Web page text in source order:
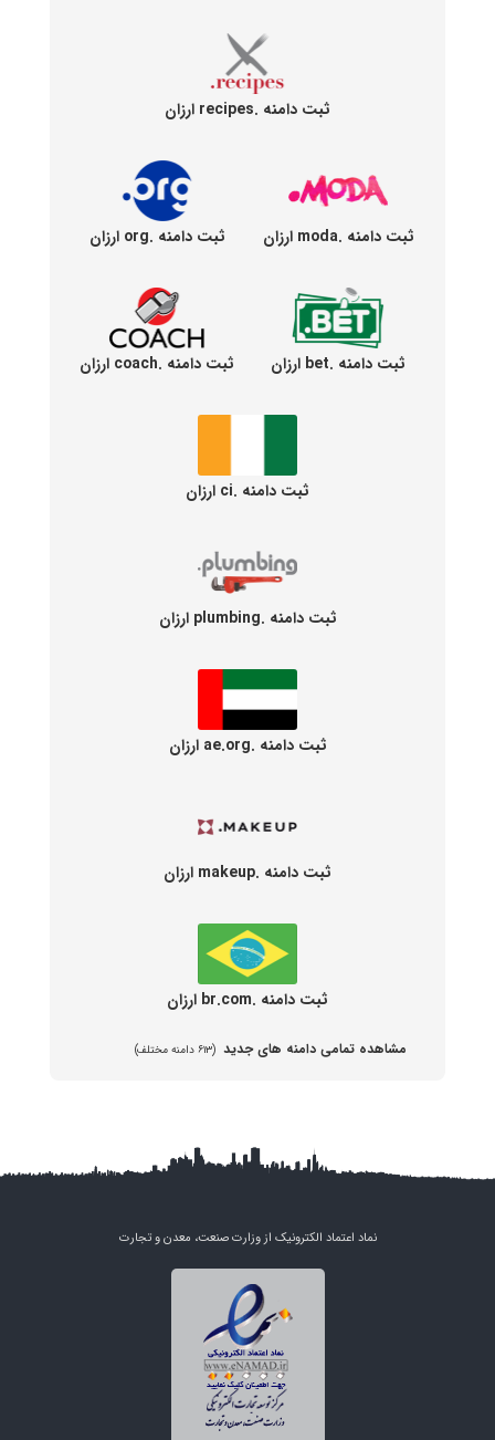
ثبت دامنه .recipes ارزان
ثبت دامنه .moda ارزان ثبت دامنه .org ارزان
ثبت دامنه .bet ارزان ثبت دامنه .coach ارزان
ثبت دامنه .ci ارزان
ثبت دامنه .plumbing ارزان
ثبت دامنه .ae.org ارزان
ثبت دامنه .makeup ارزان
ثبت دامنه .br.com ارزان
مشاهده تمامی دامنه های جدید (۶۱۳ دامنه مختلف)
نماد اعتماد الکترونیک از وزارت صنعت، معدن و تجارت